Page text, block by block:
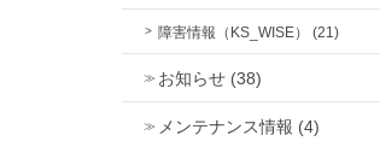
障害情報（KS_WISE） (21)
お知らせ (38)
メンテナンス情報 (4)